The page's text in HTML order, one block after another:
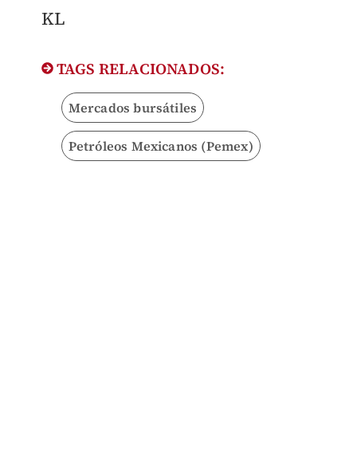
KL
TAGS RELACIONADOS:
Mercados bursátiles
Petróleos Mexicanos (Pemex)